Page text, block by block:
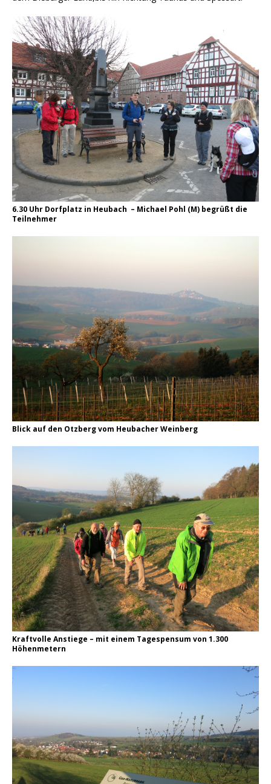
6.30 Uhr Dorfplatz in Heubach – Michael Pohl (M) begrüßt die
Teilnehmer
Blick auf den Otzberg vom Heubacher Weinberg
Kraftvolle Anstiege – mit einem Tagespensum von 1.300
Höhenmetern